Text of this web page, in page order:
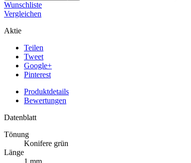
Wunschliste
Vergleichen
Aktie
Teilen
Tweet
Google+
Pinterest
Produktdetails
Bewertungen
Datenblatt
Tönung
Konifere grün
Länge